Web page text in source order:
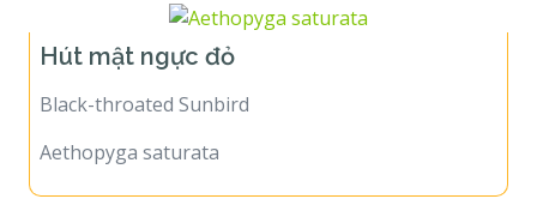
Hút mật ngực đỏ
Black-throated Sunbird
Aethopyga saturata